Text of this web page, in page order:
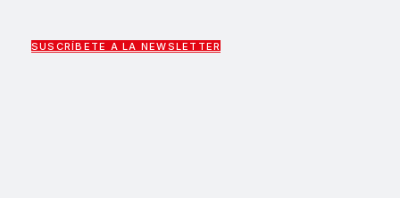
SUSCRÍBETE A LA NEWSLETTER